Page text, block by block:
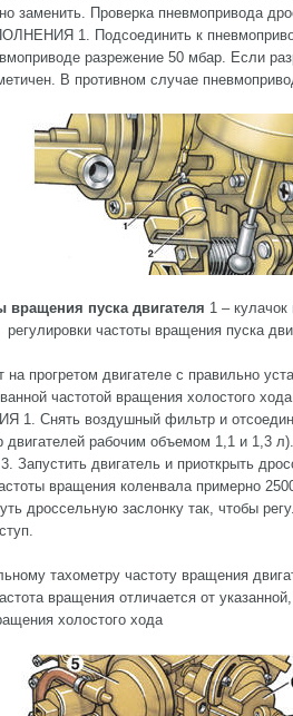
заменить. Проверка пневмопривода
1. Подсоединить к
разрежение 50 мбар. Если
В противном случае
вращения пуска двигателя 1 –
регулировки частоты вращения пуска
на прогретом двигателе с правильно
частотой вращения холостого
Снять воздушный фильтр и
рабочим объемом 1,1 и 1,3
Запустить двигатель и приоткрыть
вращения коленвала примерно
дроссельную заслонку так, чтобы
тахометру частоту вращения
вращения отличается от
холостого хода